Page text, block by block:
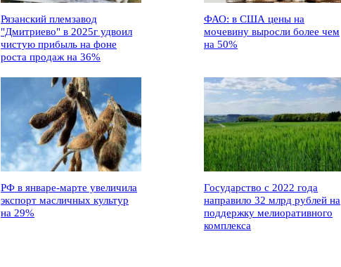
Рязанский племзавод
"Дмитриево" в 2025г удвоил
чистую прибыль на фоне
роста продаж на 36%
ФАО: в США цены на
мочевину выросли более чем
на 50%
РФ в январе-марте увеличила
экспорт масличных культур
на 29%
Государство с 2022 года
направило 32 млрд рублей на
поддержку мелиоративного
комплекса